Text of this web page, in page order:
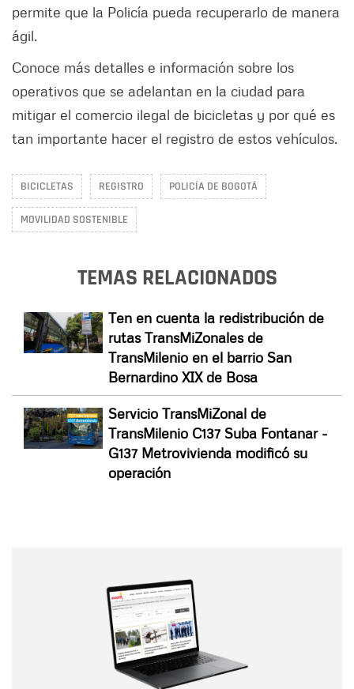
permite que la Policía pueda recuperarlo de manera
ágil.
Conoce más detalles e información sobre los
operativos que se adelantan en la ciudad para
mitigar el comercio ilegal de bicicletas y por qué es
tan importante hacer el registro de estos vehículos.
BICICLETAS REGISTRO POLICÍA DE BOGOTÁ
MOVILIDAD SOSTENIBLE
TEMAS RELACIONADOS
Ten en cuenta la redistribución de
rutas TransMiZonales de
TransMilenio en el barrio San
Bernardino XIX de Bosa
Servicio TransMiZonal de
TransMilenio C137 Suba Fontanar -
G137 Metrovivienda modificó su
operación
Correo electrónico
Tipo de comentario